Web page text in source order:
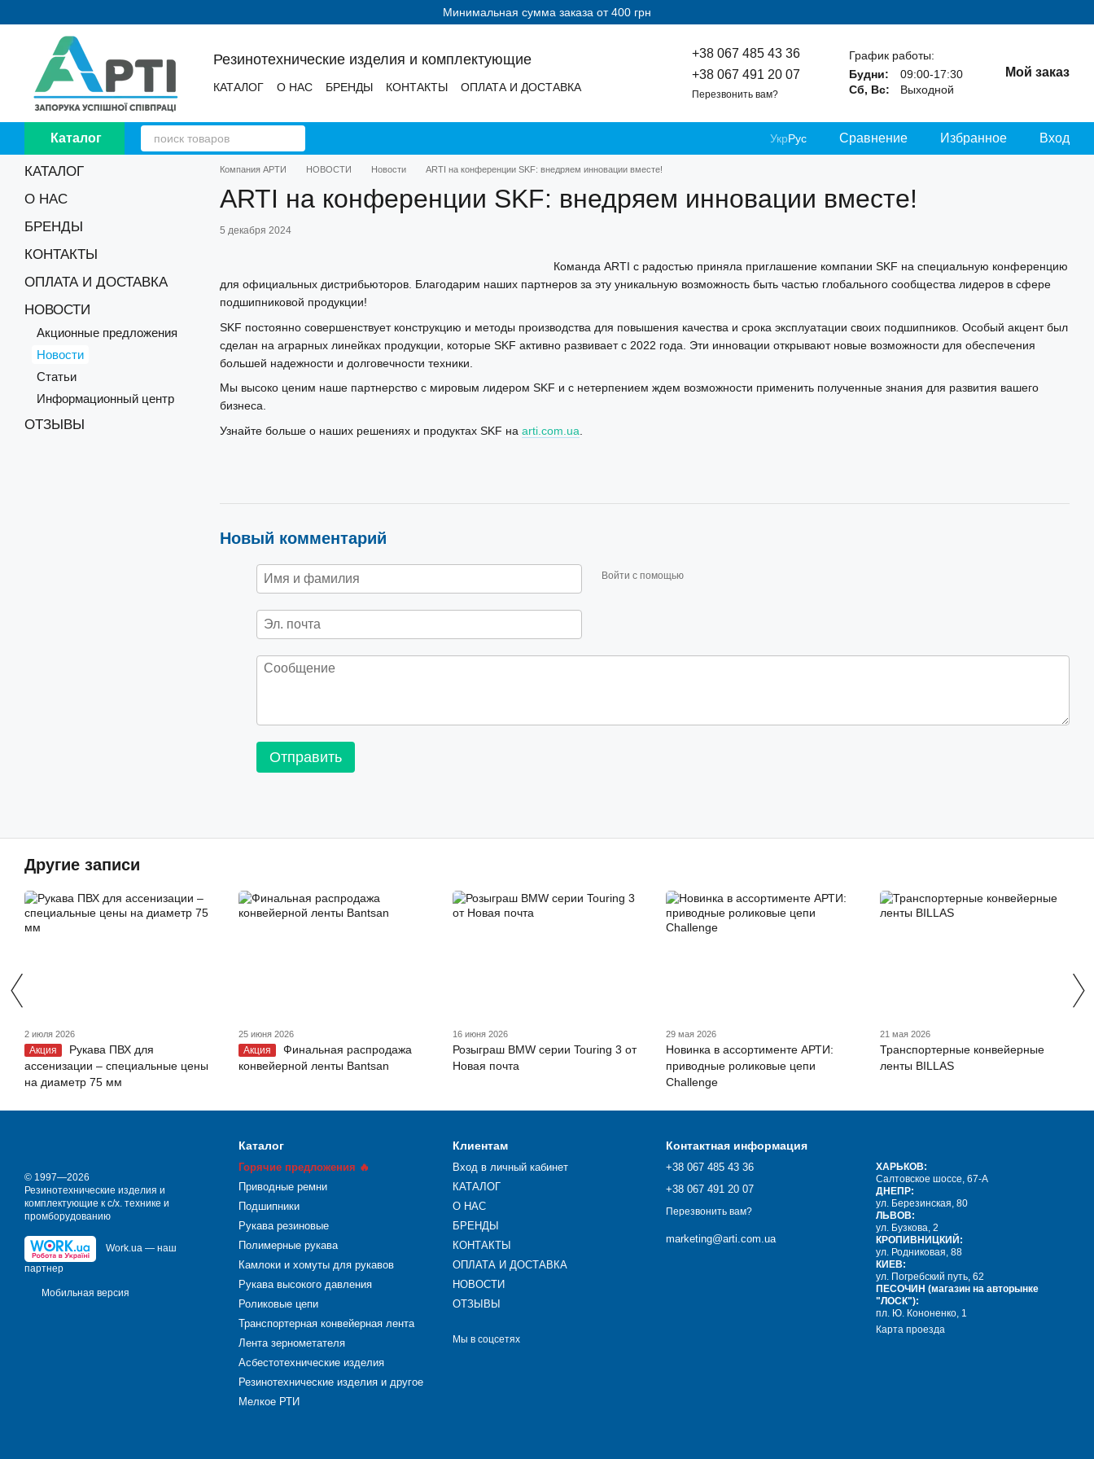
Минимальная сумма заказа от 400 грн
Резинотехнические изделия и комплектующие
КАТАЛОГ О НАС БРЕНДЫ КОНТАКТЫ
ОПЛАТА И ДОСТАВКА
+38 067 485 43 36
+38 067 491 20 07
Перезвонить вам?
График работы:
Будни:
09:00-17:30
Сб, Вс:
Выходной
Мой заказ
Каталог УкрРус Сравнение Избранное Вход
Компания АРТИ НОВОСТИ Новости ARTI на конференции SKF: внедряем инновации вместе!
ARTI на конференции SKF: внедряем инновации вместе!
5 декабря 2024
Команда ARTI с радостью приняла приглашение компании SKF на специальную конференцию
для официальных дистрибьюторов. Благодарим наших партнеров за эту уникальную возможность быть частью глобального сообщества лидеров в сфере
подшипниковой продукции!
SKF постоянно совершенствует конструкцию и методы производства для повышения качества и срока эксплуатации своих подшипников. Особый акцент был
сделан на аграрных линейках продукции, которые SKF активно развивает с 2022 года. Эти инновации открывают новые возможности для обеспечения
большей надежности и долговечности техники.
Мы высоко ценим наше партнерство с мировым лидером SKF и с нетерпением ждем возможности применить полученные знания для развития вашего
бизнеса.
Узнайте больше о наших решениях и продуктах SKF на arti.com.ua
Новый комментарий
Войти с помощью
Отправить
КАТАЛОГ
О НАС
БРЕНДЫ
КОНТАКТЫ
ОПЛАТА И ДОСТАВКА
НОВОСТИ
Акционные предложения
Новости
Статьи
Информационный центр
ОТЗЫВЫ
Другие записи
2 июля 2026
Акция
Рукава ПВХ для
ассенизации – специальные цены
на диаметр 75 мм
25 июня 2026
Акция
Финальная распродажа
конвейерной ленты Bantsan
16 июня 2026
Розыграш BMW серии Touring 3 от
Новая почта
29 мая 2026
Новинка в ассортименте АРТИ:
приводные роликовые цепи
Challenge
21 мая 2026
Транспортерные конвейерные
ленты BILLAS
© 1997—2026
Резинотехнические изделия и
комплектующие к с/х. технике и
промборудованию
Work.ua — наш
партнер
Мобильная версия
Каталог
Горячие предложения 🔥
Приводные ремни
Подшипники
Рукава резиновые
Полимерные рукава
Камлоки и хомуты для рукавов
Рукава высокого давления
Роликовые цепи
Транспортерная конвейерная лента
Лента зернометателя
Асбестотехнические изделия
Резинотехнические изделия и другое
Мелкое РТИ
Клиентам
Вход в личный кабинет
КАТАЛОГ
О НАС
БРЕНДЫ
КОНТАКТЫ
ОПЛАТА И ДОСТАВКА
НОВОСТИ
ОТЗЫВЫ
Мы в соцсетях
Контактная информация
+38 067 485 43 36
+38 067 491 20 07
Перезвонить вам?
marketing@arti.com.ua
ХАРЬКОВ:
Салтовское шоссе, 67-А
ДНЕПР:
ул. Березинская, 80
ЛЬВОВ:
ул. Бузкова, 2
КРОПИВНИЦКИЙ:
ул. Родниковая, 88
КИЕВ:
ул. Погребский путь, 62
ПЕСОЧИН (магазин на авторынке
"ЛОСК"):
пл. Ю. Кононенко, 1
Карта проезда